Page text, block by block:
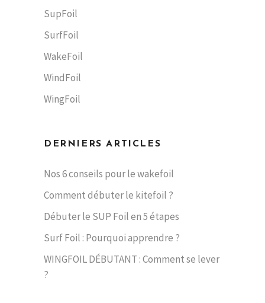
SupFoil
SurfFoil
WakeFoil
WindFoil
WingFoil
DERNIERS ARTICLES
Nos 6 conseils pour le wakefoil
Comment débuter le kitefoil ?
Débuter le SUP Foil en 5 étapes
Surf Foil : Pourquoi apprendre ?
WINGFOIL DÉBUTANT : Comment se lever
?